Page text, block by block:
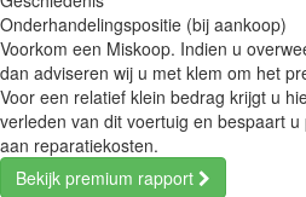
Onderhandelingspositie (bij aankoop)
Voorkom een Miskoop. Indien u
dan adviseren wij u met klem om het
Voor een relatief klein bedrag krijgt u
verleden van dit voertuig en bespaart
aan reparatiekosten.
Bekijk premium rapport